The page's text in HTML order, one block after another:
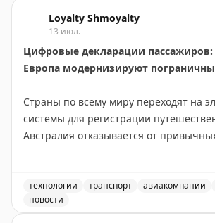
Loyalty Shmoyalty
13 июл.
Цифровые декларации пассажиров:
Европа модернизируют
Страны по всему миру переходят на
системы для регистрации
Австралия отказывается от
платформы Australia Travel Declaration.
будет внедрена во всех
портах в течение 12-18 месяцев. На
технологии транспорт авиакомпании
новости